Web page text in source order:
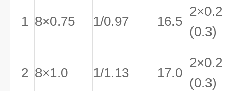
1 8×0.75 1/0.97 16.5
2×0.2
(0.3)
2 8×1.0 1/1.13 17.0
2×0.2
(0.3)